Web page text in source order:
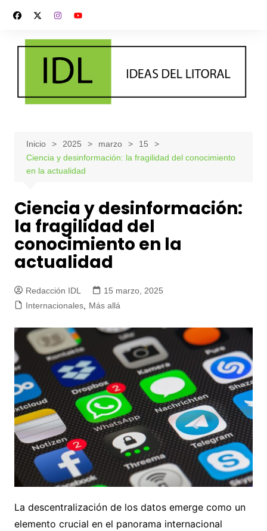
contenido
Inicio 2025 marzo
15
Ciencia y desinformación: la fragilidad del conocimiento
en la actualidad
Ciencia y desinformación:
la fragilidad del
conocimiento en la
actualidad
Redacción IDL
15 marzo, 2025
Internacionales, Más allá
La descentralización de los datos emerge como un
elemento crucial en el panorama internacional